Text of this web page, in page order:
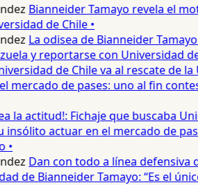
Bianneider Tamayo revela el
de Chile •
La odisea de Bianneider
y reportarse con Universidad de
de Chile va al rescate de la
mercado de pases: uno al fin
la actitud!: Fichaje que buscaba
insólito actuar en el mercado de
•
Dan con todo a línea defensiva
de Bianneider Tamayo: “Es el